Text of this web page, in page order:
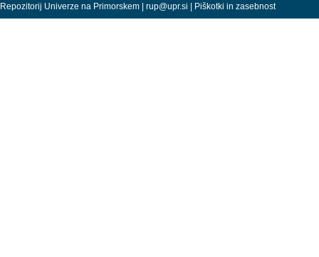
Repozitorij Univerze na Primorskem | rup@upr.si | Piškotki in zasebnost